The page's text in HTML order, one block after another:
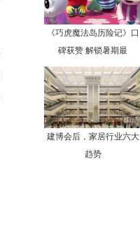
《巧虎魔法岛历险记》口
碑获赞 解锁暑期最
建博会后，家居行业六大
趋势